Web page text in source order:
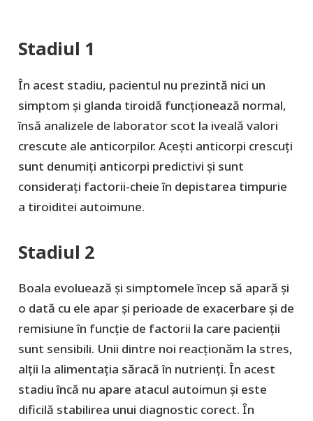
Stadiul 1
În acest stadiu, pacientul nu prezintă nici un
simptom și glanda tiroidă funcționează normal,
însă analizele de laborator scot la iveală valori
crescute ale anticorpilor. Acești anticorpi crescuți
sunt denumiți anticorpi predictivi și sunt
considerați factorii-cheie în depistarea timpurie
a tiroiditei autoimune.
Stadiul 2
Boala evoluează și simptomele încep să apară și
o dată cu ele apar și perioade de exacerbare și de
remisiune în funcție de factorii la care pacienții
sunt sensibili. Unii dintre noi reacționăm la stres,
alții la alimentația săracă în nutrienți. În acest
stadiu încă nu apare atacul autoimun și este
dificilă stabilirea unui diagnostic corect. În